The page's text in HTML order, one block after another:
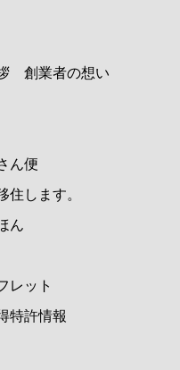
創業者の想い
ん便
住します。
ん
レット
特許情報